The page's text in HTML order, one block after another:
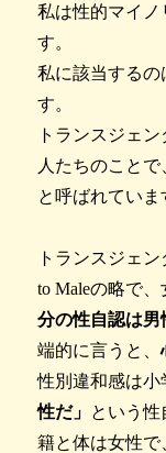
私は性的マイノ
す。
私に該当するの
す。
トランスジェ
人たちのこと
と呼ばれていま
トランスジェ
to Maleの略で
分の性自認は男
端的に言うと、
性別違和感は小
性だ」 という
籍と体は女性で